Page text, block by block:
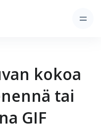
kokoa
tai
GIF